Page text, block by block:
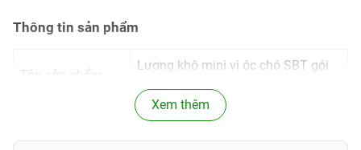
Thông tin sản phẩm
Tên sản phẩm
Lương khô mini vị óc chó SBT gói
SBT
Xem thêm